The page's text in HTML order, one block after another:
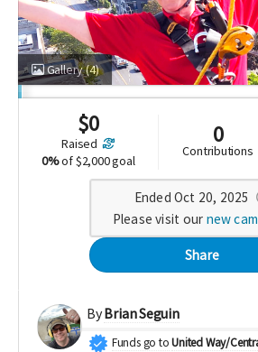
Gallery(4)
$0
raised
0%of$2,000 goal
0
contributions
Ended Oct 20, 2025
Please visit our new
Share
ByBrian Seguin
Funds go toUnited Way/